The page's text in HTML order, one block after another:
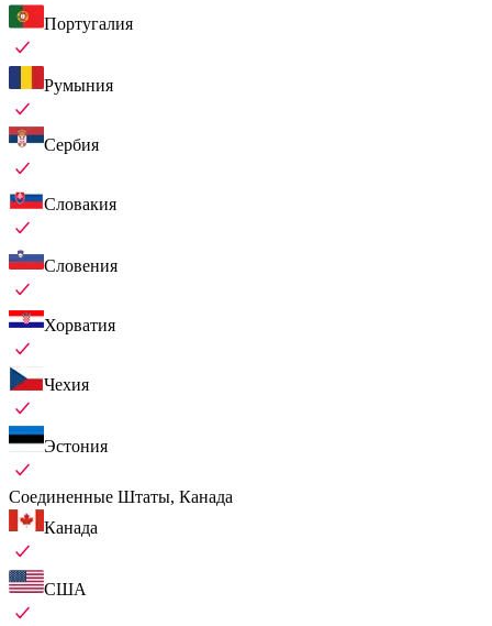
Португалия
Румыния
Сербия
Словакия
Словения
Хорватия
Чехия
Эстония
Соединенные Штаты, Канада
Канада
США